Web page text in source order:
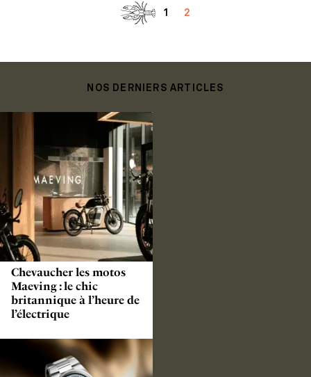
1 2
NOS DERNIERS ARTICLES
Chevaucher les motos
Maeving : le chic
britannique à l’heure de
l’électrique